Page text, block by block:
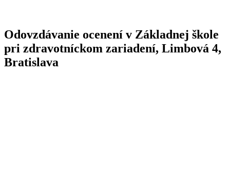
Odovzdávanie ocenení v Základnej škole
pri zdravotníckom zariadení, Limbová 4,
Bratislava